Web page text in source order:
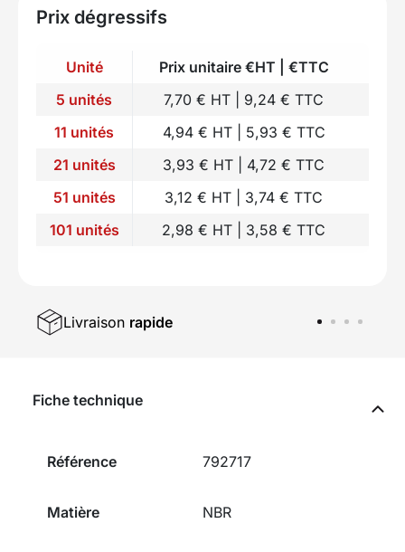
Prix dégressifs
Unité
Prix unitaire €HT | €TTC
5 unités
7,70 € HT | 9,24 € TTC
11 unités
4,94 € HT | 5,93 € TTC
21 unités
3,93 € HT | 4,72 € TTC
51 unités
3,12 € HT | 3,74 € TTC
101 unités
2,98 € HT | 3,58 € TTC
Livraison rapide
Fiche technique
Référence 792717
Matière NBR